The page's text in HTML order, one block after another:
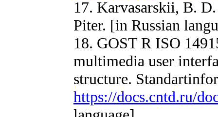
17. Karvasarskii, B.
Piter. [in Russian
18. GOST R ISO
multimedia user
structure.
https://docs.cntd.ru/